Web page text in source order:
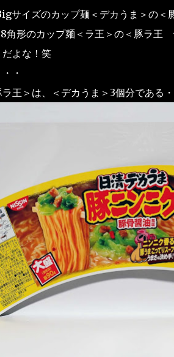
サイズのカップ麺＜デカうま＞の＜
角形のカップ麺＜ラ王＞の＜豚ラ王
よな！笑
・
王＞は、＜デカうま＞3個分である